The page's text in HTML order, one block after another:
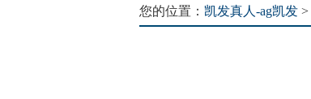
您的位置： 凯发真人-ag凯发 >